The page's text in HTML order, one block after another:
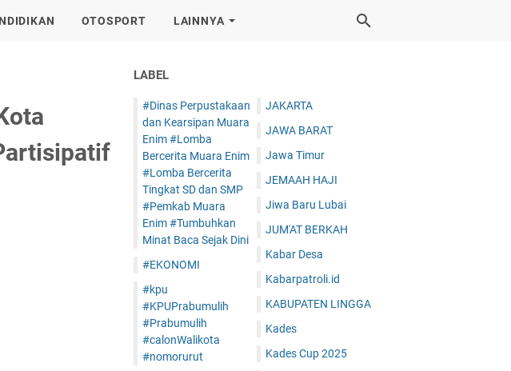
OTOSPORT LAINNYA
LABEL
#Dinas Perpustakaan
dan Kearsipan Muara
Enim #Lomba
Bercerita Muara Enim
#Lomba Bercerita
Tingkat SD dan SMP
#Pemkab Muara
Enim #Tumbuhkan
Minat Baca Sejak Dini
#EKONOMI
#kpu
#KPUPrabumulih
#Prabumulih
#calonWalikota
#nomorurut
JAKARTA
JAWA BARAT
Jawa Timur
JEMAAH HAJI
Jiwa Baru Lubai
JUM'AT BERKAH
Kabar Desa
Kabarpatroli.id
KABUPATEN LINGGA
Kades
Kades Cup 2025